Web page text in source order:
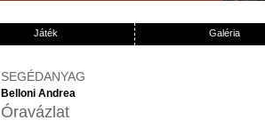
Játék Galéria
SEGÉDANYAG
Belloni Andrea
Óravázlat